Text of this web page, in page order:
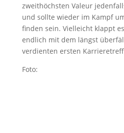
zweithöchsten Valeur
und sollte wieder im Kampf
finden sein. Vielleicht klappt
endlich mit dem längst
verdienten ersten
Foto: